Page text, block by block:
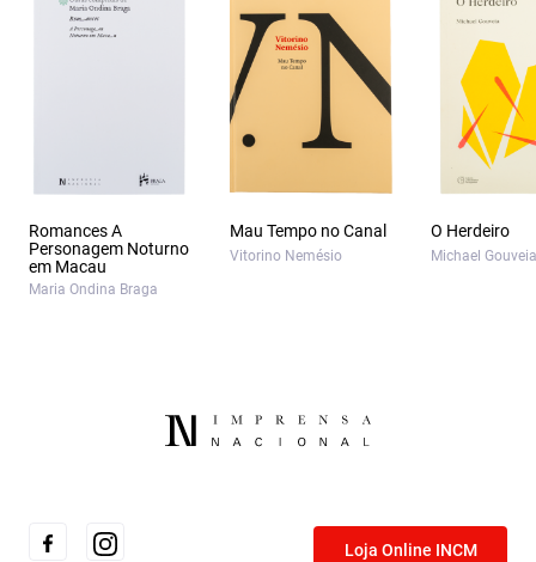
Romances A
Personagem Noturno
em Macau
Maria Ondina Braga
Mau Tempo no Canal
Vitorino Nemésio
O Herdeiro
Michael Gouveia
Loja Online INCM